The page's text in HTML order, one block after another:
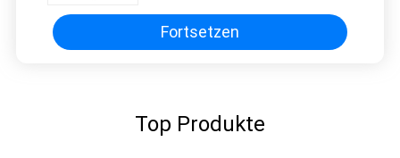
Fortsetzen
Top Produkte